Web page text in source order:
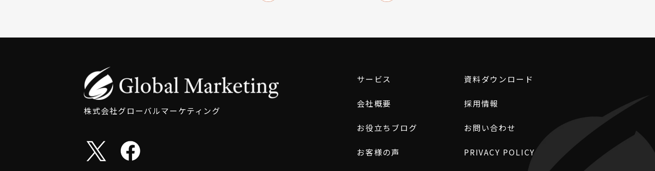
株式会社グローバルマーケティング
サービス 資料ダウンロード
会社概要 採用情報
お役立ちブログ お問い合わせ
お客様の声 PRIVACY POLICY